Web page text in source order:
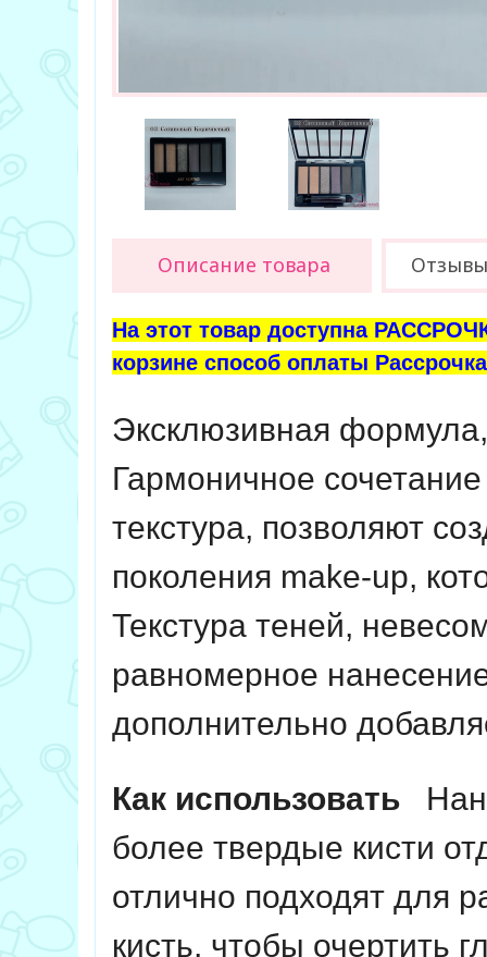
Описание товара Отзывы
На этот товар доступна
корзине способ оплаты
Эксклюзивная
Гармоничное
текстура, позволяют
поколения make-up,
Текстура теней,
равномерное
дополнительно
Как использовать
более твердые кисти
отлично подходят для
кисть, чтобы очертить